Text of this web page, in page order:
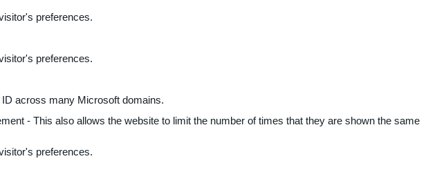
preferences.
preferences.
across many Microsoft domains.
- This also allows the website to limit the number of times that they are shown the same
preferences.